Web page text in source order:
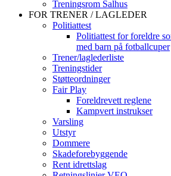
Treningsrom Salhus
FOR TRENER / LAGLEDER
Politiattest
Politiattest for foreldre
med barn på fotballcuper
Trener/laglederliste
Treningstider
Støtteordninger
Fair Play
Foreldrevett reglene
Kampvert instrukser
Varsling
Utstyr
Dommere
Skadeforebyggende
Rent idrettslag